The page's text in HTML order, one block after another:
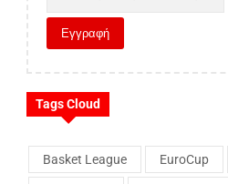
Tags Cloud
Basket League EuroCup